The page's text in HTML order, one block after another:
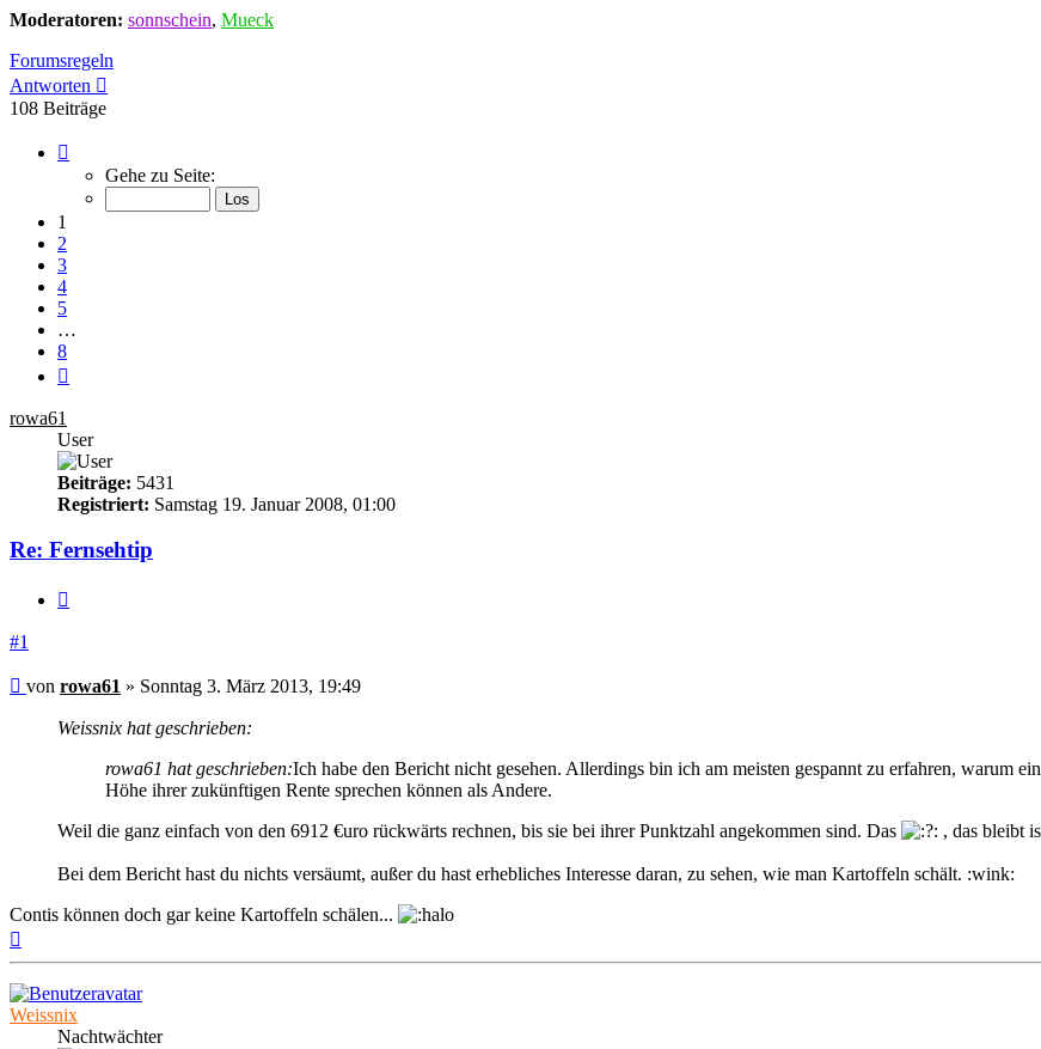
Moderatoren: sonnschein, Mueck
Forumsregeln
Antworten
108 Beiträge
von
Gehe zu Seite:
1
2
3
4
5
…
8
rowa61
User
Beiträge: 5431
Registriert: Samstag 19. Januar 2008, 01:00
Re: Fernsehtip
#1
Beitrag
von rowa61 » Sonntag 3. März 2013, 19:49
Weissnix hat geschrieben:
rowa61 hat geschrieben:Ich habe den Bericht nicht gesehen. Allerdings bin ich am meisten gespannt zu erfahren, warum
Höhe ihrer zukünftigen Rente sprechen können als Andere.
Weil die ganz einfach von den 6912 €uro rückwärts rechnen, bis sie bei ihrer Punktzahl angekommen sind. Das
, das bleibt
Bei dem Bericht hast du nichts versäumt, außer du hast erhebliches Interesse daran, zu sehen, wie man Kartoffeln schält. :wink:
Contis können doch gar keine Kartoffeln schälen...
Weissnix
Nachtwächter